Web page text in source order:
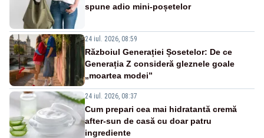
spune adio mini-poșetelor
24 iul. 2026, 08:59
Războiul Generației Șosetelor: De ce
Generația Z consideră gleznele goale
„moartea modei”
24 iul. 2026, 08:37
Cum prepari cea mai hidratantă cremă
after-sun de casă cu doar patru
ingrediente